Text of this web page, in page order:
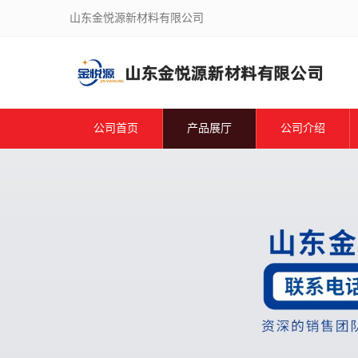
山东金悦源新材料有限公司
公司首页 产品展厅 公司介绍